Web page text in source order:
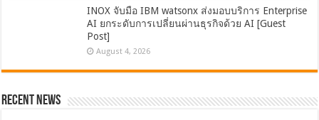
INOX จับมือ IBM watsonx ส่งมอบบริการ Enterprise
AI ยกระดับการเปลี่ยนผ่านธุรกิจด้วย AI [Guest
Post]
August 4, 2026
Recent News